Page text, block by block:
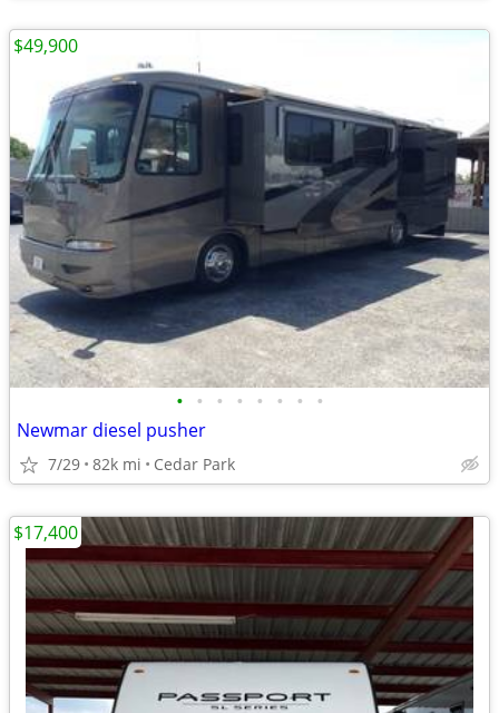
• • • • • • • •
Newmar diesel pusher
7/29 82k mi Cedar Park
$49,900
$17,400